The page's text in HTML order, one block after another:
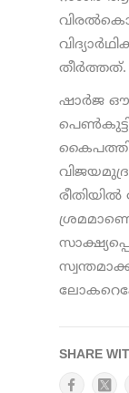
തീര്‍ത്തത്.
ഷാര്‍ജ
SHARE